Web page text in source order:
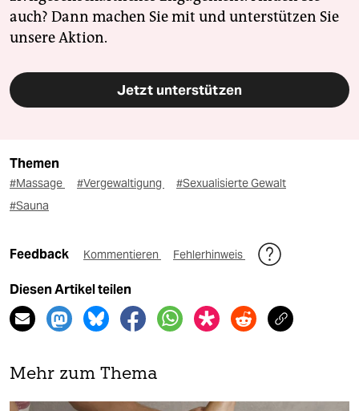
auch? Dann machen Sie mit und unterstützen Sie
unsere Aktion.
Jetzt unterstützen
Themen
#Massage #Vergewaltigung
#Sexualisierte Gewalt
#Sauna
Feedback Kommentieren Fehlerhinweis
Diesen Artikel teilen
Mehr zum Thema